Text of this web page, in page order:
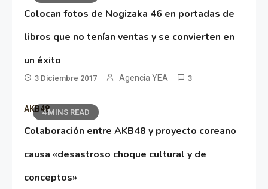
Colocan fotos de Nogizaka 46 en portadas de
libros que no tenían ventas y se convierten en
un éxito
3 Diciembre 2017 Agencia YEA 3
4 MINS READ
AKB48
Colaboración entre AKB48 y proyecto coreano
causa «desastroso choque cultural y de
conceptos»